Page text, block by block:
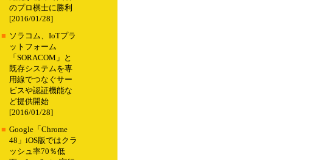
のプロ棋士に勝利
[2016/01/28]
■ ソラコム、IoTプラ
ットフォーム
「SORACOM」と
既存システムを専
用線でつなぐサー
ビスや認証機能な
ど提供開始
[2016/01/28]
■ Google「Chrome
48」iOS版ではクラ
ッシュ率70％低